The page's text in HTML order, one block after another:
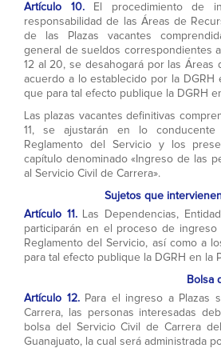
Artículo 10.El procedimiento de
responsabilidad de las Áreas de
de las Plazas vacantes
general de sueldos correspondientes
12 al 20, se desahogará por las Áreas
acuerdo a lo establecido por la DGRH
que para tal efecto publique la DGRH
Las plazas vacantes definitivas
11, se ajustarán en lo
Reglamento del Servicio y los
capítulo denominado «Ingreso de las
al Servicio Civil de Carrera».
Sujetos que
Artículo 11.Las Dependencias,
participarán en el proceso de ingreso
Reglamento del Servicio, así como a
para tal efecto publique la DGRH en la
Bolsa
Artículo 12.Para el ingreso a Plazas
Carrera, las personas interesadas
bolsa del Servicio Civil de Carrera
Guanajuato, la cual será administrada